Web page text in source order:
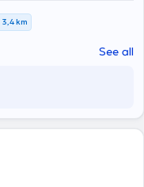
3,4 km
See all